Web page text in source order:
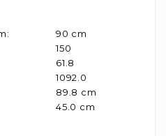
:
90 cm
150
61.8
1092.0
89.8 cm
45.0 cm